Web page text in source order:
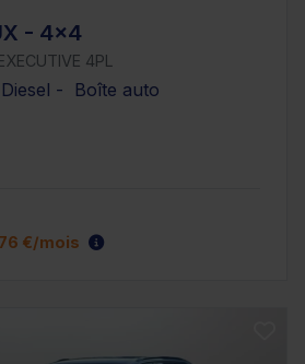
- 4x4
4PL
- Boîte auto
€/mois